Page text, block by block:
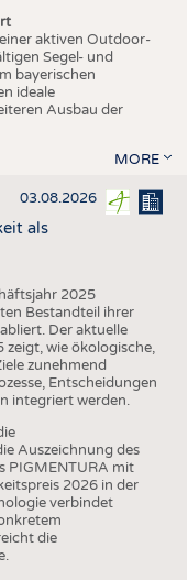
aktiven Outdoor-
Segel- und
bayerischen
ideale
Ausbau der
MORE
03.08.2026
als
2025
Bestandteil ihrer
Der aktuelle
wie ökologische,
zunehmend
Entscheidungen
integriert werden.
Auszeichnung des
PIGMENTURA mit
2026 in der
verbindet
die